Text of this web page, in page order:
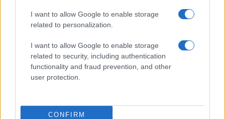
I want to allow Google to enable storage
related to personalization.
I want to allow Google to enable storage
related to security, including authentication
functionality and fraud prevention, and other
user protection.
CONFIRM